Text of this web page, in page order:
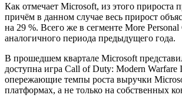
Как отмечает Microsoft, из этого
причём в данном случае весь прирост
на 29 %. Всего же в сегменте More
аналогичного периода предыдущего года.
В прошедшем квартале Microsoft
доступна игра Call of Duty: Modern
опережающие темпы роста выручки
платформах, а не только на собственных